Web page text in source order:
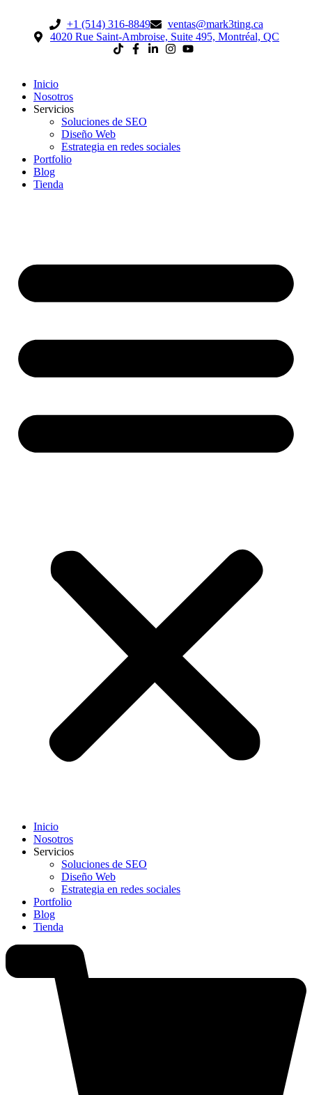
+1 (514) 316-8849
ventas@mark3ting.ca
4020 Rue Saint-Ambroise, Suite 495, Montréal, QC
Inicio
Nosotros
Servicios
Soluciones de SEO
Diseño Web
Estrategia en redes sociales
Portfolio
Blog
Tienda
Inicio
Nosotros
Servicios
Soluciones de SEO
Diseño Web
Estrategia en redes sociales
Portfolio
Blog
Tienda